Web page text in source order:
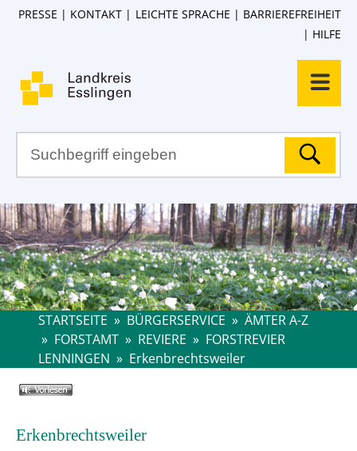
PRESSE KONTAKT LEICHTE SPRACHE
BARRIEREFREIHEIT
HILFE
STARTSEITE » BÜRGERSERVICE » ÄMTER A-Z
» FORSTAMT » REVIERE » FORSTREVIER
LENNINGEN » Erkenbrechtsweiler
Erkenbrechtsweiler